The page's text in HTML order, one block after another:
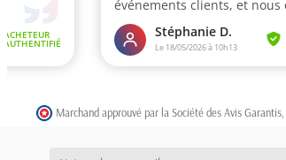
Marchand approuvé par la Société des Avis Garantis,